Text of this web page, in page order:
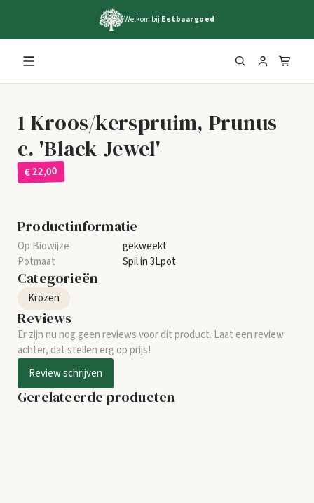
Welkom bij Eetbaargoed
1 Kroos/kerspruim, Prunus
c. 'Black Jewel'
€ 22,00
Productinformatie
gekweekt
Spil in 3Lpot
Categorieën
Krozen
Reviews
Er zijn nu nog geen reviews voor dit product. Laat een review
achter, dat stellen erg op prijs!
Review schrijven
Gerelateerde producten